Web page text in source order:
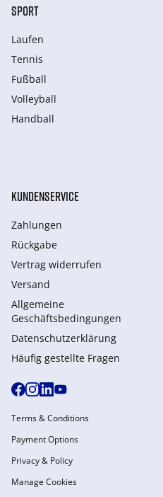
SPORT
Laufen
Tennis
Fußball
Volleyball
Handball
KUNDENSERVICE
Zahlungen
Rückgabe
Vertrag widerrufen
Versand
Allgemeine
Geschäftsbedingungen
Datenschutzerklärung
Häufig gestellte Fragen
Terms & Conditions
Payment Options
Privacy & Policy
Manage Cookies